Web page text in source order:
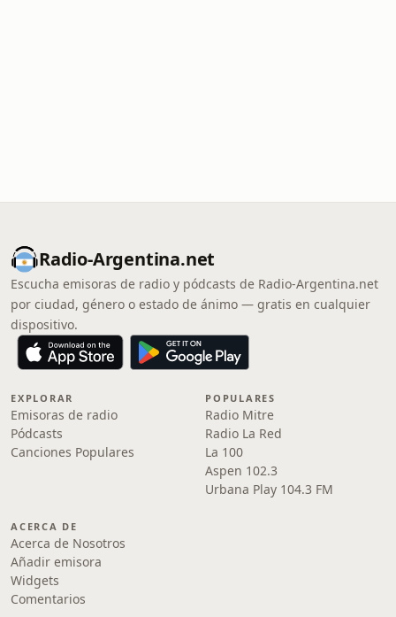
Radio-Argentina.net
Escucha emisoras de radio y pódcasts de Radio-Argentina.net
por ciudad, género o estado de ánimo — gratis en cualquier
dispositivo.
EXPLORAR
Emisoras de radio
Pódcasts
Canciones Populares
POPULARES
Radio Mitre
Radio La Red
La 100
Aspen 102.3
Urbana Play 104.3 FM
ACERCA DE
Acerca de Nosotros
Añadir emisora
Widgets
Comentarios